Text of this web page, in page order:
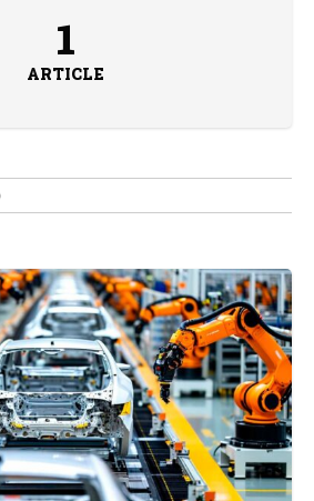
1
ARTICLE